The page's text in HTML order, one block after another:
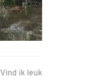
Vind ik leuk